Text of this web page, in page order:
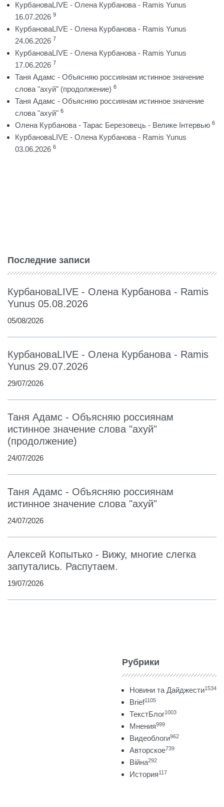
КурбановаLIVE - Олена Курбанова - Ramis Yunus
16.07.2026 9
КурбановаLIVE - Олена Курбанова - Ramis Yunus
24.06.2026 7
КурбановаLIVE - Олена Курбанова - Ramis Yunus
17.06.2026 7
Таня Адамс - Объясняю россиянам истинное значение
слова "ахуй" (продолжение) 6
Таня Адамс - Объясняю россиянам истинное значение
слова "ахуй" 6
Олена Курбанова - Тарас Березовець - Велике Інтервью 6
КурбановаLIVE - Олена Курбанова - Ramis Yunus
03.06.2026 6
Последние записи
КурбановаLIVE - Олена Курбанова - Ramis
Yunus 05.08.2026
05/08/2026
КурбановаLIVE - Олена Курбанова - Ramis
Yunus 29.07.2026
29/07/2026
Таня Адамс - Объясняю россиянам
истинное значение слова "ахуй"
(продолжение)
24/07/2026
Таня Адамс - Объясняю россиянам
истинное значение слова "ахуй"
24/07/2026
Алексей Копытько - Вижу, многие слегка
запутались. Распутаем.
19/07/2026
Рубрики
Новини та Дайджести1534
Brief1105
ТекстБлог1003
Мнения999
Видеоблоги962
Авторское739
Війна292
История117